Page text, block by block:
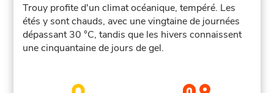
Trouy profite d'un climat océanique, tempéré. Les
étés y sont chauds, avec une vingtaine de journées
dépassant 30 °C, tandis que les hivers connaissent
une cinquantaine de jours de gel.